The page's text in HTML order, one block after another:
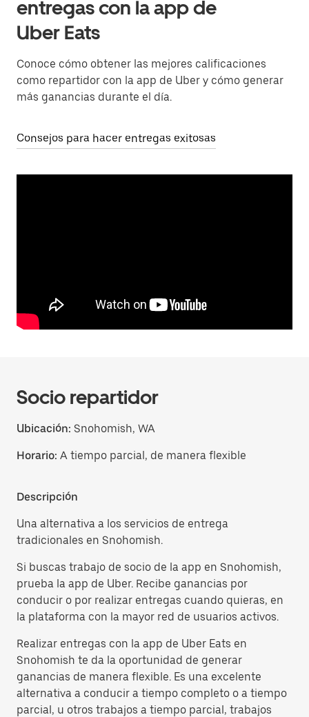
entregas con la app de
Uber Eats
Conoce cómo obtener las mejores calificaciones
como repartidor con la app de Uber y cómo generar
más ganancias durante el día.
Consejos para hacer entregas exitosas
Socio repartidor
Ubicación: Snohomish, WA
Horario: A tiempo parcial, de manera flexible
Descripción
Una alternativa a los servicios de entrega
tradicionales en Snohomish.
Si buscas trabajo de socio de la app en Snohomish,
prueba la app de Uber. Recibe ganancias por
conducir o por realizar entregas cuando quieras, en
la plataforma con la mayor red de usuarios activos.
Realizar entregas con la app de Uber Eats en
Snohomish te da la oportunidad de generar
ganancias de manera flexible. Es una excelente
alternativa a conducir a tiempo completo o a tiempo
parcial, u otros trabajos a tiempo parcial, trabajos